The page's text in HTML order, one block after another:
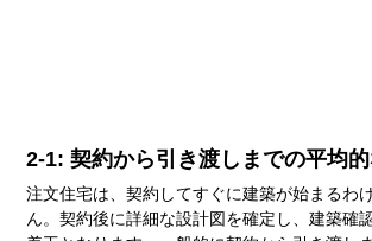
2-1: 契約から引き渡しまでの平均
注文住宅は、契約してすぐに建築が始まるわ
ん。契約後に詳細な設計図を確定し、建築確